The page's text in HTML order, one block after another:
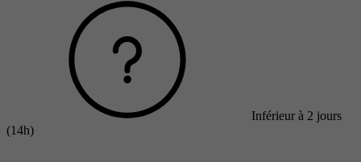
Inférieur à 2 jours
(14h)